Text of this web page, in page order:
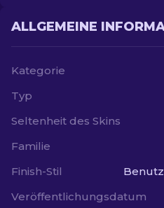
ALLGEMEINE
Kategorie
Typ
Seltenheit des Skins
Familie
Finish-Stil
Veröffentlichungsdatum